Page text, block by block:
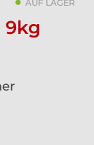
AUF LAGER
9kg